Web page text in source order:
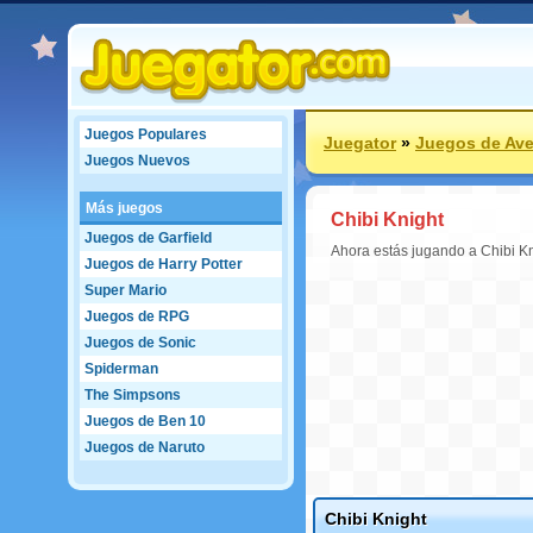
Juegos Populares
Juegos Nuevos
Más juegos
Juegos de Garfield
Juegos de Harry Potter
Super Mario
Juegos de RPG
Juegos de Sonic
Spiderman
The Simpsons
Juegos de Ben 10
Juegos de Naruto
Juegator»Juegos de
Chibi Knight
Ahora estás jugando a Chibi
Chibi Knight